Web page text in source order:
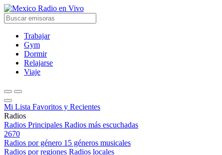
Radio en Vivo
Trabajar
Gym
Dormir
Relajarse
Viaje
Mi Lista Favoritos y Recientes
Radios
Radios Principales Radios más escuchadas
2670
Radios por género 15 géneros musicales
Radios por regiones Radios locales